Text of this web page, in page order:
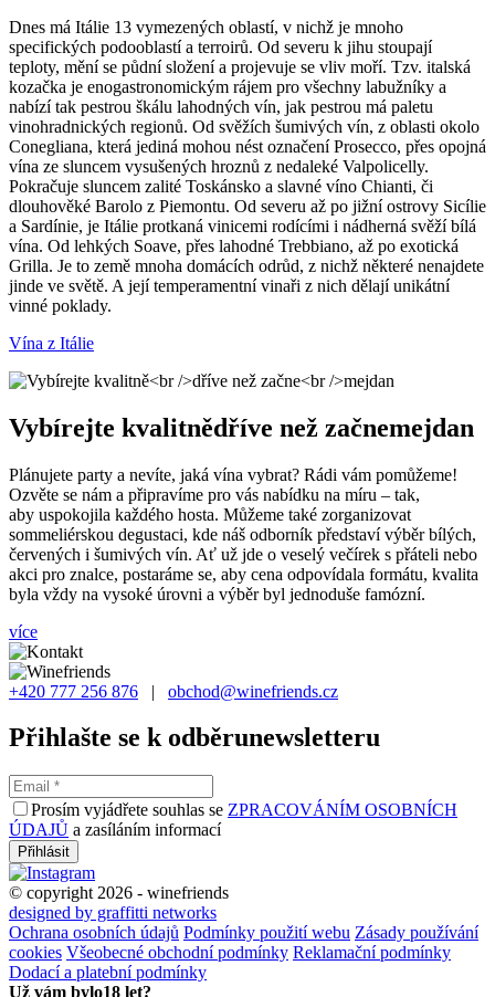
šampaňského.
Dnes má Itálie 13 vymezených oblastí, v nichž je mnoho
specifických podooblastí a terroirů. Od severu k jihu stoupají
teploty, mění se půdní složení a projevuje se vliv moří. Tzv. italská
kozačka je enogastronomickým rájem pro všechny labužníky a
nabízí tak pestrou škálu lahodných vín, jak pestrou má paletu
vinohradnických regionů. Od svěžích šumivých vín, z oblasti okolo
Conegliana, která jediná mohou nést označení Prosecco, přes opojná
vína ze sluncem vysušených hroznů z nedaleké Valpolicelly.
Pokračuje sluncem zalité Toskánsko a slavné víno Chianti, či
dlouhověké Barolo z Piemontu. Od severu až po jižní ostrovy Sicílie
a Sardínie, je Itálie protkaná vinicemi rodícími i nádherná svěží bílá
vína. Od lehkých Soave, přes lahodné Trebbiano, až po exotická
Grilla. Je to země mnoha domácích odrůd, z nichž některé nenajdete
jinde ve světě. A její temperamentní vinaři z nich dělají unikátní
vinné poklady.
Vína z Itálie
Vybírejte kvalitnědříve než začnemejdan
Plánujete party a nevíte, jaká vína vybrat? Rádi vám pomůžeme!
Ozvěte se nám a připravíme pro vás nabídku na míru – tak,
aby uspokojila každého hosta. Můžeme také zorganizovat
sommeliérskou degustaci, kde náš odborník představí výběr bílých,
červených i šumivých vín. Ať už jde o veselý večírek s přáteli nebo
akci pro znalce, postaráme se, aby cena odpovídala formátu, kvalita
byla vždy na vysoké úrovni a výběr byl jednoduše famózní.
více
+420 777 256 876 | obchod@winefriends.cz
Přihlašte se k odběrunewsletteru
Prosím vyjádřete souhlas se ZPRACOVÁNÍM OSOBNÍCH
ÚDAJŮ a zasíláním informací
© copyright 2026 - winefriends
designed by graffitti networks
Ochrana osobních údajů Podmínky použití webu Zásady používání
cookies Všeobecné obchodní podmínky Reklamační podmínky
Dodací a platební podmínky
Už vám bylo18 let?